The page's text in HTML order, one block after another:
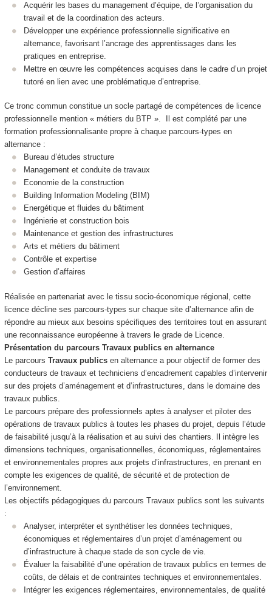
Acquérir les bases du management d’équipe, de l’organisation du
travail et de la coordination des acteurs.
Développer une expérience professionnelle significative en
alternance, favorisant l’ancrage des apprentissages dans les
pratiques en entreprise.
Mettre en œuvre les compétences acquises dans le cadre d’un projet
tutoré en lien avec une problématique d’entreprise.
Ce tronc commun constitue un socle partagé de compétences de licence
professionnelle mention « métiers du BTP ». Il est complété par une
formation professionnalisante propre à chaque parcours-types en
alternance :
Bureau d’études structure
Management et conduite de travaux
Economie de la construction
Building Information Modeling (BIM)
Energétique et fluides du bâtiment
Ingénierie et construction bois
Maintenance et gestion des infrastructures
Arts et métiers du bâtiment
Contrôle et expertise
Gestion d’affaires
Réalisée en partenariat avec le tissu socio‑économique régional, cette
licence décline ses parcours‑types sur chaque site d’alternance afin de
répondre au mieux aux besoins spécifiques des territoires tout en assurant
une reconnaissance européenne à travers le grade de Licence.
Présentation du parcours Travaux publics en alternance
Le parcours Travaux publicsen alternance a pour objectif de former des
conducteurs de travaux et techniciens d’encadrement capables d’intervenir
sur des projets d’aménagement et d’infrastructures, dans le domaine des
travaux publics.
Le parcours prépare des professionnels aptes à analyser et piloter des
opérations de travaux publics à toutes les phases du projet, depuis l’étude
de faisabilité jusqu’à la réalisation et au suivi des chantiers. Il intègre les
dimensions techniques, organisationnelles, économiques, réglementaires
et environnementales propres aux projets d’infrastructures, en prenant en
compte les exigences de qualité, de sécurité et de protection de
l’environnement.
Les objectifs pédagogiques du parcours Travaux publics sont les suivants
:
Analyser, interpréter et synthétiser les données techniques,
économiques et réglementaires d’un projet d’aménagement ou
d’infrastructure à chaque stade de son cycle de vie.
Évaluer la faisabilité d’une opération de travaux publics en termes de
coûts, de délais et de contraintes techniques et environnementales.
Intégrer les exigences réglementaires, environnementales, de qualité